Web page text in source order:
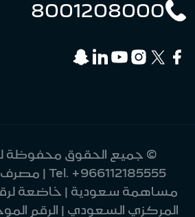
8001208000
© جميع الحقوق محفوظة لـ
Tel. +966112185555
| مصرف
مساهمة سعودية | خاضعة